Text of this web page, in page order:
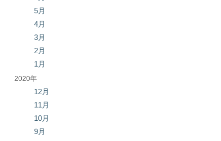
5月
4月
3月
2月
1月
2020年
12月
11月
10月
9月